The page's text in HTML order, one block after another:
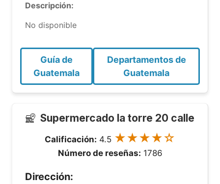
Descripción:
No disponible
Guía de
Guatemala
Departamentos de
Guatemala
Supermercado la torre 20 calle
Calificación: 4.5 ★★★★☆
Número de reseñas: 1786
Dirección: